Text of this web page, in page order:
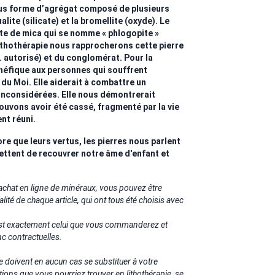
forme d’agrégat composé de plusieurs
(silicate) et la bromellite (oxyde). Le
de mica qui se nomme « phlogopite »
nous rapprocherons cette pierre
autorisé) et du conglomérat. Pour la
aux personnes qui souffrent
Moi. Elle aiderait à combattre un
Elle nous démontrerait
avoir été cassé, fragmenté par la vie
réuni.
que leurs vertus, les pierres nous parlent
de recouvrer notre âme d'enfant et
en ligne de minéraux, vous pouvez être
de chaque article, qui ont tous été choisis avec
exactement celui que vous commanderez et
contractuelles.
doivent en aucun cas se substituer à votre